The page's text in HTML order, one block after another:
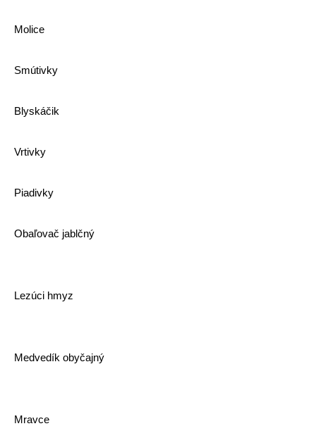
Molice
Smútivky
Blyskáčik
Vrtivky
Piadivky
Obaľovač jablčný
Lezúci hmyz
Medvedík obyčajný
Mravce